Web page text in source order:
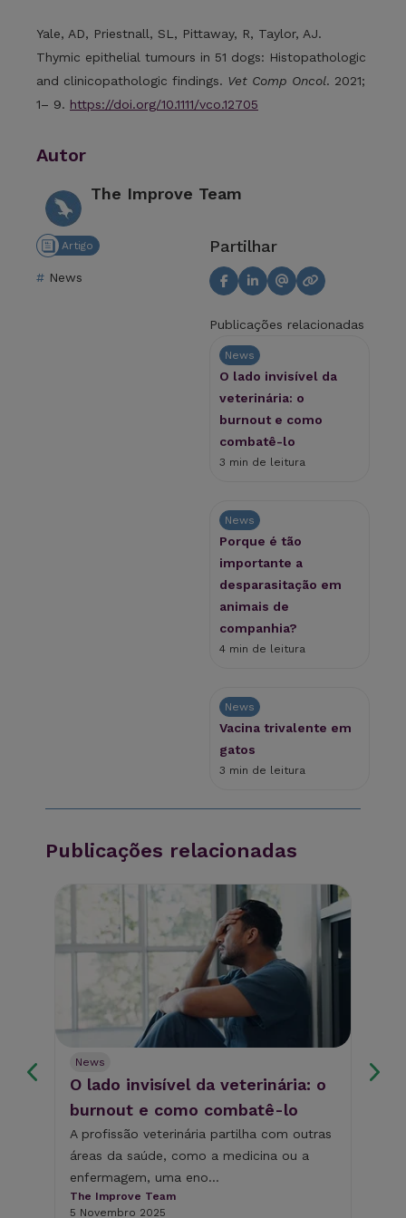
Artigo
News
Yale, AD, Priestnall, SL, Pittaway, R, Taylor, AJ.
Thymic epithelial tumours in 51 dogs: Histopathologic
and clinicopathologic findings. Vet Comp Oncol. 2021;
1– 9. https://doi.org/10.1111/vco.12705
Autor
The Improve Team
Partilhar
Publicações relacionadas
News
O lado invisível da
veterinária: o
burnout e como
combatê-lo
3 min de leitura
News
Porque é tão
importante a
desparasitação em
animais de
companhia?
4 min de leitura
News
Vacina trivalente em
gatos
3 min de leitura
Publicações relacionadas
News
O lado invisível da veterinária: o
burnout e como combatê-lo
A profissão veterinária partilha com outras
áreas da saúde, como a medicina ou a
enfermagem, uma eno...
The Improve Team
5 Novembro 2025